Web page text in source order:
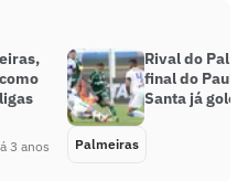
3 anos
Rival do
final do
Santa já
Palmeiras